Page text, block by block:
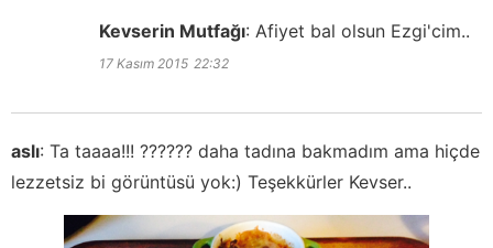
Kevserin Mutfağı: Afiyet bal olsun Ezgi'cim..
17 Kasım 2015 22:32
aslı: Ta taaaa!!! ?????? daha tadına bakmadım ama hiçde
lezzetsiz bi görüntüsü yok:) Teşekkürler Kevser..